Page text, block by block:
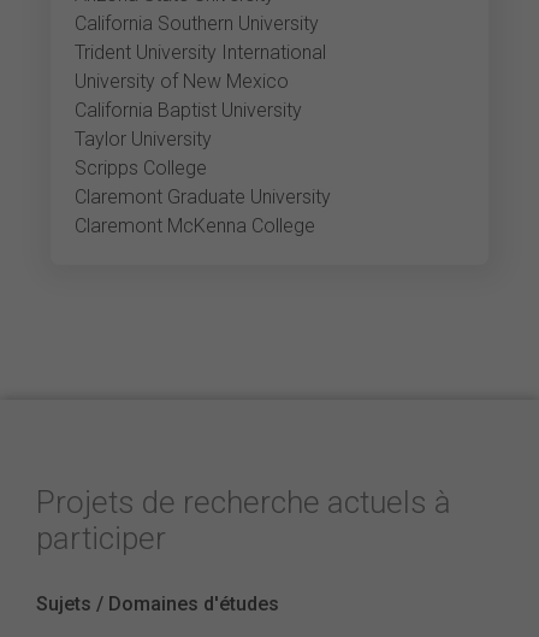
California Southern University
Trident University International
University of New Mexico
California Baptist University
Taylor University
Scripps College
Claremont Graduate University
Claremont McKenna College
Projets de recherche actuels à
participer
Sujets / Domaines d'études